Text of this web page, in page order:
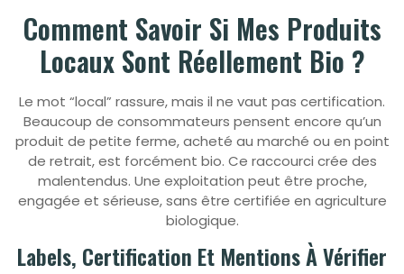
Comment Savoir Si Mes Produits
Locaux Sont Réellement Bio ?
Le mot “local” rassure, mais il ne vaut pas certification.
Beaucoup de consommateurs pensent encore qu’un
produit de petite ferme, acheté au marché ou en point
de retrait, est forcément bio. Ce raccourci crée des
malentendus. Une exploitation peut être proche,
engagée et sérieuse, sans être certifiée en agriculture
biologique.
Labels, Certification Et Mentions À Vérifier